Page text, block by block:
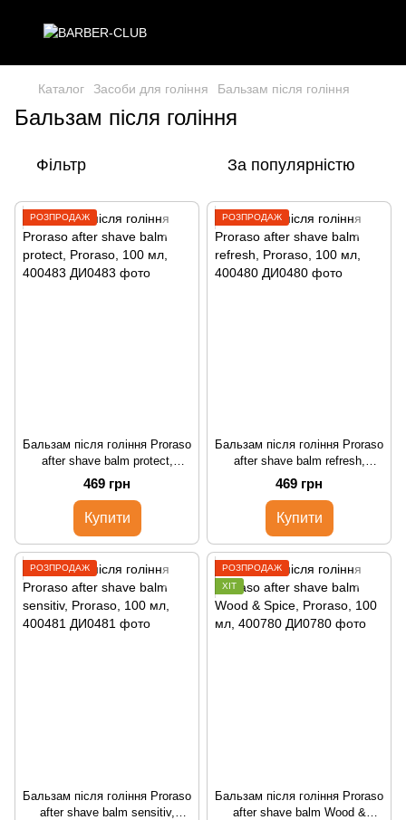
Каталог Засоби для гоління Бальзам після гоління
Бальзам після гоління
Фільтр За популярністю
РОЗПРОДАЖ
Бальзам після гоління Proraso
after shave balm protect,
Proraso, 100 мл, 400483
469 грн
Купити
РОЗПРОДАЖ
Бальзам після гоління Proraso
after shave balm refresh,
Proraso, 100 мл, 400480
469 грн
Купити
РОЗПРОДАЖ
Бальзам після гоління Proraso
after shave balm sensitiv,
РОЗПРОДАЖ
ХІТ
Бальзам після гоління Proraso
after shave balm Wood &